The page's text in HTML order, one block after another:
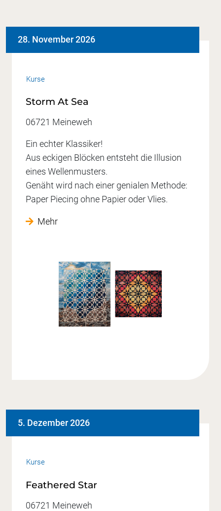
Kurse
28. November 2026
Storm At Sea
06721 Meineweh
Ein echter Klassiker!
Aus eckigen Blöcken entsteht die Illusion
eines Wellenmusters.
Genäht wird nach einer genialen Methode:
Paper Piecing ohne Papier oder Vlies.
Mehr
Kurse
5. Dezember 2026
Feathered Star
06721 Meineweh